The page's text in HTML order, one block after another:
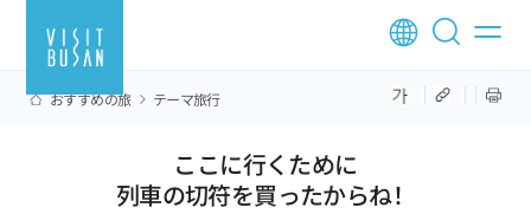
おすすめの旅 テーマ旅行
ここに行くために
列車の切符を買ったからね！